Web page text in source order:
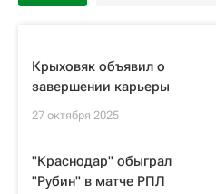
Крыховяк объявил о
завершении карьеры
27 октября 2025
"Краснодар" обыграл
"Рубин" в матче РПЛ